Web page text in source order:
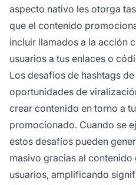
aspecto nativo les otorga
que el contenido
incluir llamados a la acción
usuarios a tus enlaces o
Los desafíos de hashtags
oportunidades de
crear contenido en torno a
promocionado. Cuando se
estos desafíos pueden
masivo gracias al
usuarios, amplificando